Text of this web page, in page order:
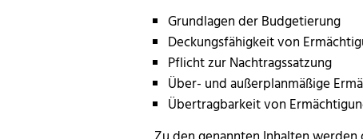
Grundlagen der Budgetierung
Deckungsfähigkeit von
Pflicht zur Nachtragssatzung
Über- und außerplanmäßige
Übertragbarkeit von